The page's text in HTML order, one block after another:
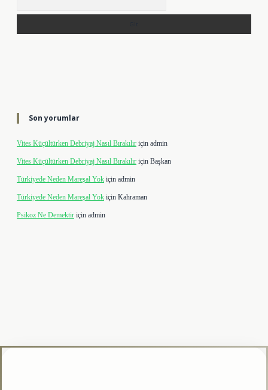
Son yorumlar
Vites Küçültürken Debriyaj Nasıl Bırakılır için admin
Vites Küçültürken Debriyaj Nasıl Bırakılır için Başkan
Türkiyede Neden Mareşal Yok için admin
Türkiyede Neden Mareşal Yok için Kahraman
Psikoz Ne Demektir için admin